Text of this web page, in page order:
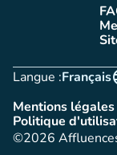
Langue :Français
Mentions légales
(nouvel
Politique
©2026